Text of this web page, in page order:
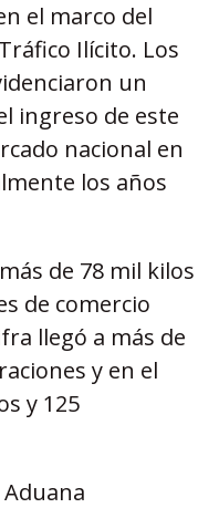
el marco del
Ilícito. Los
un
ingreso de este
nacional en
los años
de 78 mil kilos
de comercio
llegó a más de
y en el
y 125